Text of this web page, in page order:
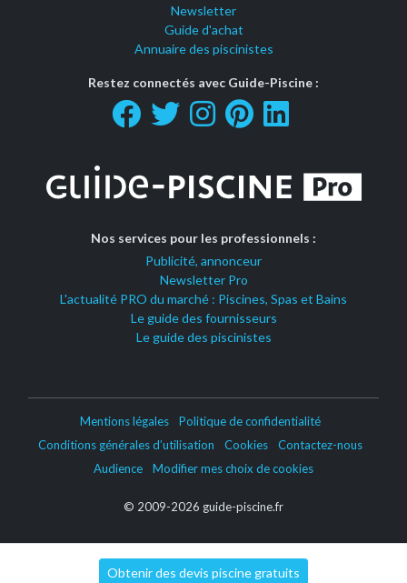
Newsletter
Guide d'achat
Annuaire des piscinistes
Restez connectés avec Guide-Piscine :
Nos services pour les professionnels :
Publicité, annonceur
Newsletter Pro
L'actualité PRO du marché : Piscines, Spas et Bains
Le guide des fournisseurs
Le guide des piscinistes
Mentions légales
Politique de confidentialité
Conditions générales d’utilisation
Cookies
Contactez-nous
Audience
Modifier mes choix de cookies
© 2009-2026 guide-piscine.fr
Obtenir des devis piscine gratuits